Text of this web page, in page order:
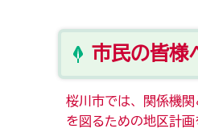
市民の皆様
桜川市では、関係機
を図るための地区計画